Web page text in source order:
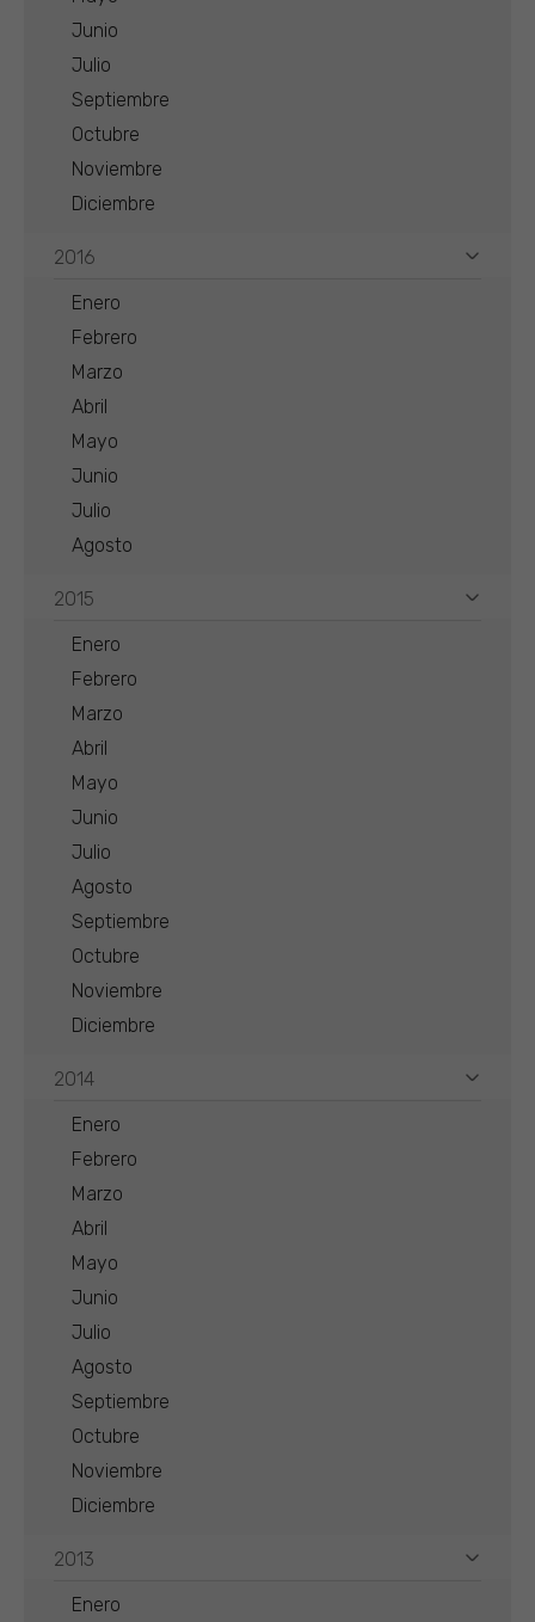
Junio
Julio
Septiembre
Octubre
Noviembre
Diciembre
2016
Enero
Febrero
Marzo
Abril
Mayo
Junio
Julio
Agosto
2015
Enero
Febrero
Marzo
Abril
Mayo
Junio
Julio
Agosto
Septiembre
Octubre
Noviembre
Diciembre
2014
Enero
Febrero
Marzo
Abril
Mayo
Junio
Julio
Agosto
Septiembre
Octubre
Noviembre
Diciembre
2013
Enero